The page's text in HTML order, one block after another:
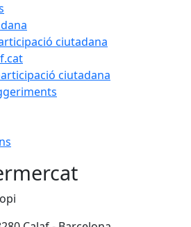
ciutadana
ciutadana